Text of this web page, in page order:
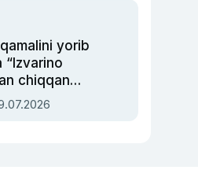
yorib
“Izvarino
chiqqan
— Ukraina